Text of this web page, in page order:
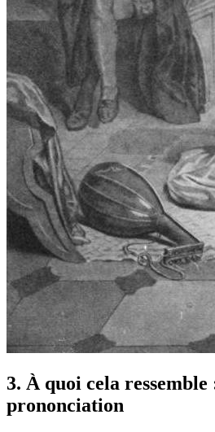
3. À quoi cela ressemble
prononciation